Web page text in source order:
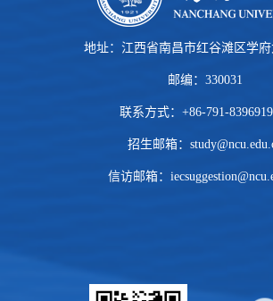
地址：江西省南昌市红谷滩区学府
邮编：330031
联系方式：+86-791-
招生邮箱：
信访邮箱：